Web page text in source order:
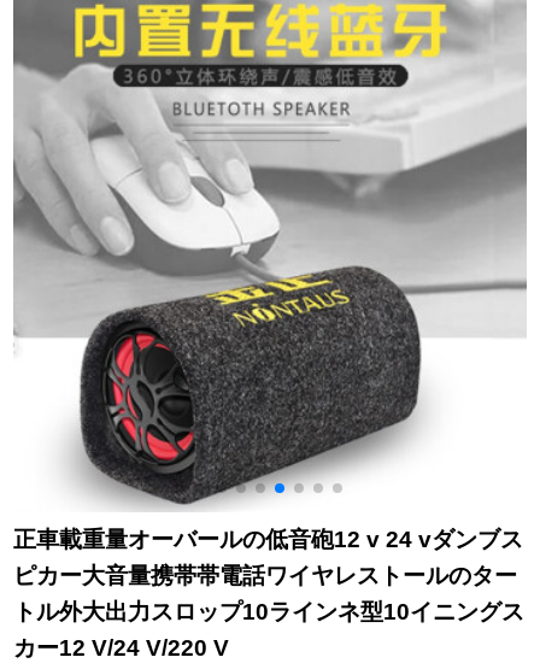
Bluetoothスッピーカ
ードのマイザボンド
ド独单Bluetoothマイ
ザボンド（Rain送
り）
ックスピピー2寸格闘
士
正車載重量オーバールの低音砲12 v 24 vダンブス
ピカー大音量携帯帯電話ワイヤレストールのター
トル外大出力スロップ10ラインネ型10イニングス
カー12 V/24 V/220 V